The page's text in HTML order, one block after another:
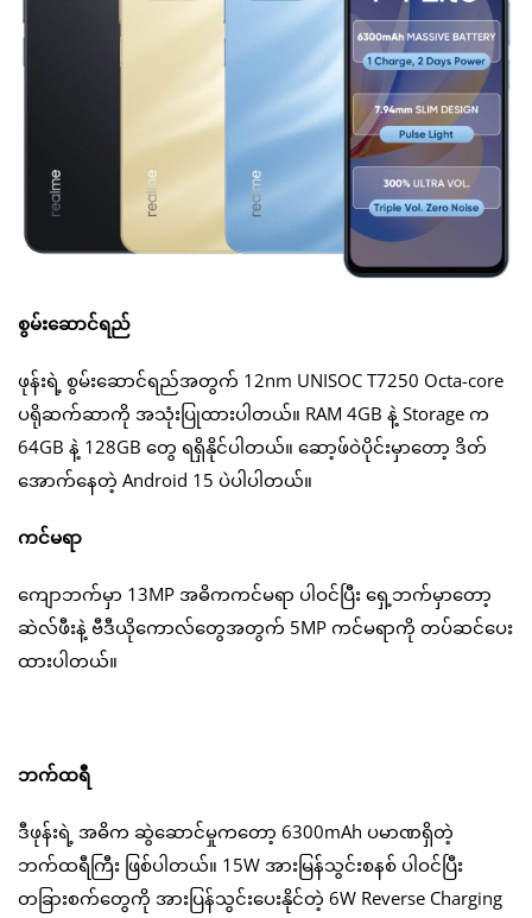
စွမ်းဆောင်ရည်
ဖုန်းရဲ့ စွမ်းဆောင်ရည်အတွက် 12nm UNISOC T7250 Octa-core
ပရိုဆက်ဆာကို အသုံးပြုထားပါတယ်။ RAM 4GB နဲ့ Storage က
64GB နဲ့ 128GB တွေ ရရှိနိုင်ပါတယ်။ ဆော့ဖ်ဝဲပိုင်းမှာတော့ ဒိတ်
အောက်နေတဲ့ Android 15 ပဲပါပါတယ်။
ကင်မရာ
ကျောဘက်မှာ 13MP အဓိကကင်မရာ ပါဝင်ပြီး ရှေ့ဘက်မှာတော့
ဆဲလ်ဖီးနဲ့ ဗီဒီယိုကောလ်တွေအတွက် 5MP ကင်မရာကို တပ်ဆင်ပေး
ထားပါတယ်။
ဘက်ထရီ
ဒီဖုန်းရဲ့ အဓိက ဆွဲဆောင်မှုကတော့ 6300mAh ပမာဏရှိတဲ့
ဘက်ထရီကြီး ဖြစ်ပါတယ်။ 15W အားမြန်သွင်းစနစ် ပါဝင်ပြီး
တခြားစက်တွေကို အားပြန်သွင်းပေးနိုင်တဲ့ 6W Reverse Charging